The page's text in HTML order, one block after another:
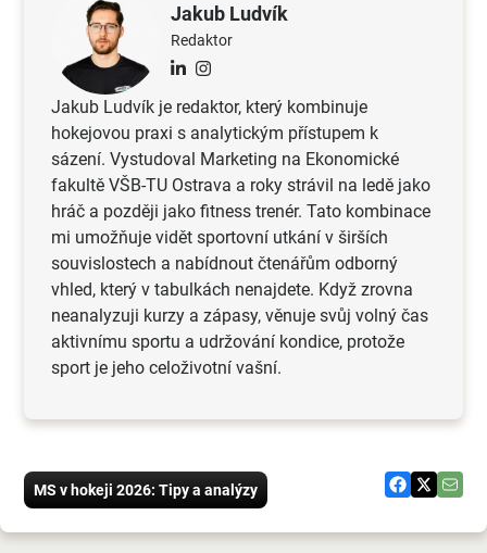
Jakub Ludvík
Redaktor
Jakub Ludvík je redaktor, který kombinuje
hokejovou praxi s analytickým přístupem k
sázení. Vystudoval Marketing na Ekonomické
fakultě VŠB-TU Ostrava a roky strávil na ledě jako
hráč a později jako fitness trenér. ​Tato kombinace
mi umožňuje vidět sportovní utkání v širších
souvislostech a nabídnout čtenářům odborný
vhled, který v tabulkách nenajdete. Když zrovna
neanalyzuji kurzy a zápasy, věnuje svůj volný čas
aktivnímu sportu a udržování kondice, protože
sport je jeho celoživotní vašní.
MS v hokeji 2026: Tipy a analýzy